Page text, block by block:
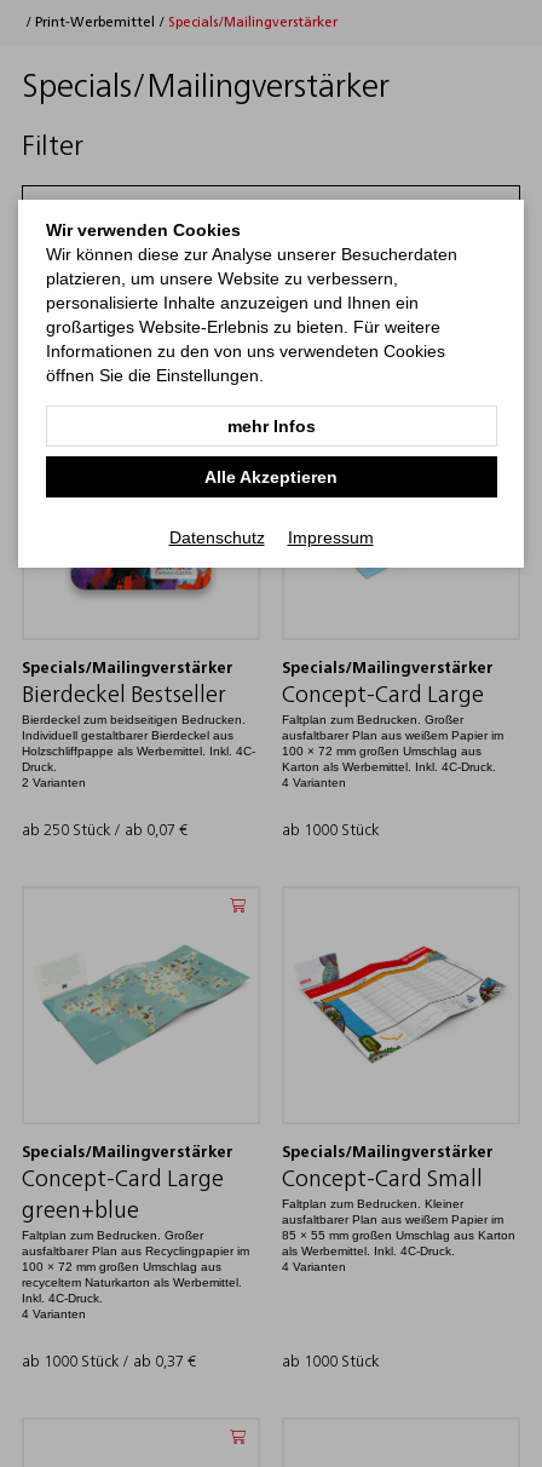
/ Print-Werbemittel / Specials/Mailingverstärker
Specials/Mailingverstärker
Filter
Kategorien
Kalender Notizbücher Haftnotizen Print-Werbemittel
Specials/Mailingverstärker
Bierdeckel Bestseller
Bierdeckel zum beidseitigen Bedrucken.
Individuell gestaltbarer Bierdeckel aus
Holzschliffpappe als Werbemittel. Inkl. 4C-
Druck.
2 Varianten
ab 250 Stück / ab 0,07 €
Specials/Mailingverstärker
Concept-Card Large
Faltplan zum Bedrucken. Großer
ausfaltbarer Plan aus weißem Papier im
100 × 72 mm großen Umschlag aus
Karton als Werbemittel. Inkl. 4C-Druck.
4 Varianten
ab 1000 Stück
Specials/Mailingverstärker
Concept-Card Large
green+blue
Faltplan zum Bedrucken. Großer
ausfaltbarer Plan aus Recyclingpapier im
100 × 72 mm großen Umschlag aus
recyceltem Naturkarton als Werbemittel.
Inkl. 4C-Druck.
4 Varianten
ab 1000 Stück / ab 0,37 €
Specials/Mailingverstärker
Concept-Card Small
Faltplan zum Bedrucken. Kleiner
ausfaltbarer Plan aus weißem Papier im
85 × 55 mm großen Umschlag aus Karton
als Werbemittel. Inkl. 4C-Druck.
4 Varianten
ab 1000 Stück
Wir verwenden Cookies
Wir können diese zur Analyse unserer Besucherdaten
platzieren, um unsere Website zu verbessern,
personalisierte Inhalte anzuzeigen und Ihnen ein
großartiges Website-Erlebnis zu bieten. Für weitere
Informationen zu den von uns verwendeten Cookies
öffnen Sie die Einstellungen.
mehr Infos
Alle Akzeptieren
Datenschutz Impressum